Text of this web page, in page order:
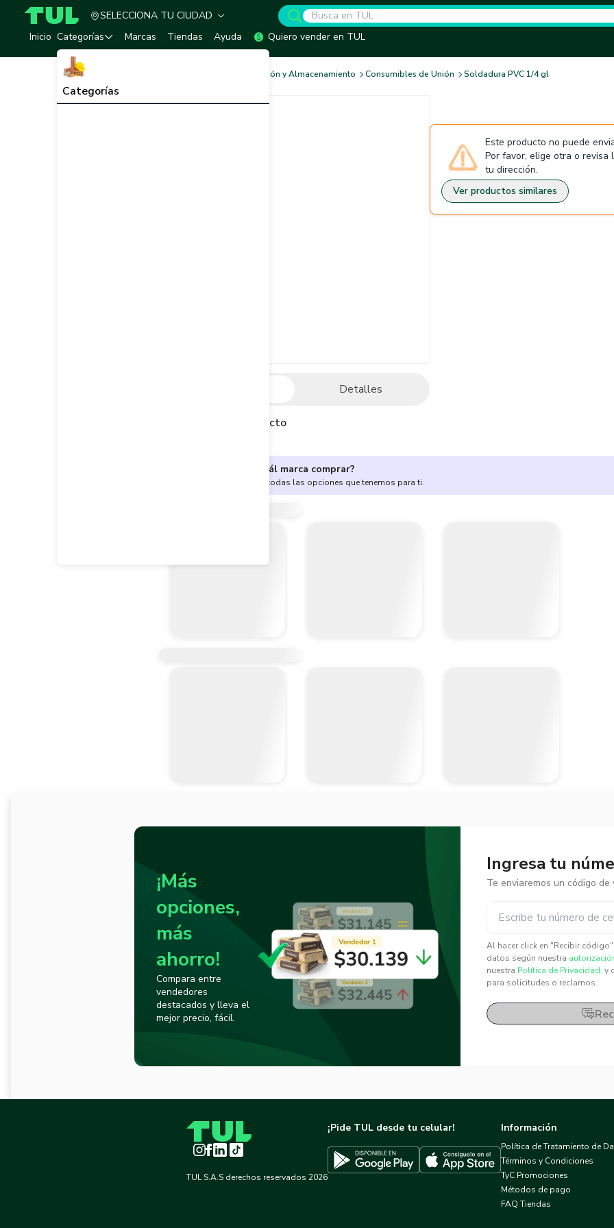
TUL - Tu Marketplace de Construcción
SELECCIONA TU CIUDAD
Inicio Categorías
Categorías
Marcas Tiendas Ayuda Quiero vender en TUL
Instalación y Almacenamiento Consumibles de Unión Soldadura PVC 1/4 gl
Detalles
Descripción del producto
Este producto no puede
Por favor, elige otra o revisa
tu dirección.
Ver productos similares
¿No sabes cuál marca comprar?
Encuentra aquí todas las opciones que tenemos para ti.
¡Más
opciones,
más
ahorro!
Compara entre
vendedores
destacados y lleva el
mejor precio, fácil.
Ingresa tu
Te enviaremos un código de
Al hacer click en "Recibir
datos según nuestra
nuestra Política de Privacidad. y
para solicitudes o reclamos.
Instagram
Facebook
LinkedInTikTok
TUL S.A.S derechos reservados 2026
¡Pide TUL desde tu celular!
Descargar TUL en Google PlayDescargar TUL en App Store
Información
Política de Tratamiento de
Términos y Condiciones
TyC Promociones
Métodos de pago
FAQ Tiendas